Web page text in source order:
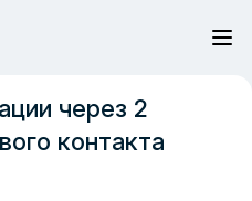
через 2
контакта